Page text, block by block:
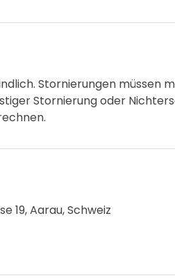
Stornierungen müssen
Stornierung oder
19, Aarau, Schweiz